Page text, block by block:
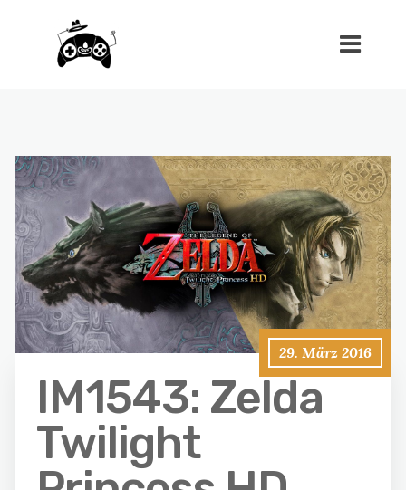
29. März 2016
IM1543: Zelda
Twilight